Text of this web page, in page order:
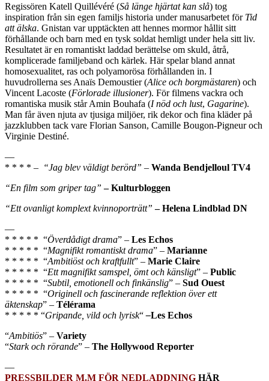
Regissören Katell Quillévéré (Så länge hjärtat kan slå) tog
inspiration från sin egen familjs historia under manusarbetet för Tid
att älska. Gnistan var upptäckten att hennes mormor hållit sitt
förhållande och barn med en tysk soldat hemligt under hela sitt liv.
Resultatet är en romantiskt laddad berättelse om skuld, åtrå,
komplicerade familjeband och kärlek. Här spelar bland annat
homosexualitet, ras och polyamorösa förhållanden in. I
huvudrollerna ses Anaïs Demoustier (Alice och borgmästaren) och
Vincent Lacoste (Förlorade illusioner). För filmens vackra och
romantiska musik står Amin Bouhafa (I nöd och lust, Gagarine).
Man får även njuta av tjusiga miljöer, rik dekor och fina kläder på
jazzklubben tack vare Florian Sanson, Camille Bougon-Pigneur och
Virginie Destiné.
—
* * * * – “Jag blev väldigt berörd” – Wanda Bendjelloul TV4
“En film som griper tag”– Kulturbloggen
“Ett ovanligt komplext kvinnoporträtt” – Helena Lindblad DN
—
* * * * * “Överdådigt drama” – Les Echos
* * * * * “Magnifikt romantiskt drama” – Marianne
* * * * * “Ambitiöst och kraftfullt” – Marie Claire
* * * * * “Ett magnifikt samspel, ömt och känsligt” – Public
* * * * * “Subtil, emotionell och finkänslig” – Sud Ouest
* * * * * “Originell och fascinerande reflektion över ett
äktenskap” – Télérama
* * * * * “Gripande, vild och lyrisk“ –Les Echos
“Ambitiös” – Variety
“Stark och rörande” – The Hollywood Reporter
—
PRESSBILDER M.M FÖR NEDLADDNING HÄR